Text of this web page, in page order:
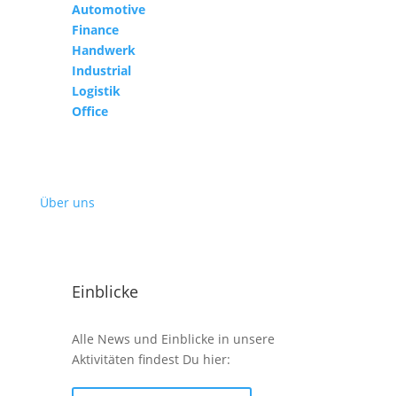
Automotive
Finance
Handwerk
Industrial
Logistik
Office
Über uns
Einblicke
Alle News und Einblicke in unsere
Aktivitäten findest Du hier: